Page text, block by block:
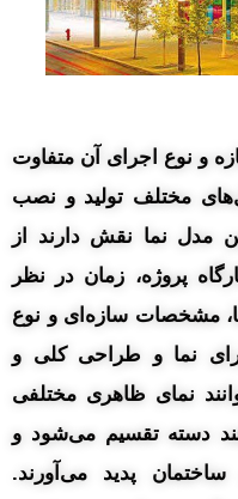
و نوع اجرای آن متفاوت
مختلف تولید و نصب
مدل نما نقش دارند از
پروژه، زمان در نظر
مشخصات سازه‌ای و نوع
نما و طراحی کلی و
نمای ظاهری مختلفی
دسته تقسیم می‌شود و
پدید می‌آورند.